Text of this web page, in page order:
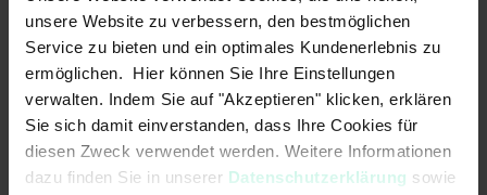
unsere Website zu verbessern, den bestmöglichen
Service zu bieten und ein optimales Kundenerlebnis zu
ermöglichen. Hier können Sie Ihre Einstellungen
verwalten. Indem Sie auf "Akzeptieren" klicken, erklären
Sie sich damit einverstanden, dass Ihre Cookies für
diesen Zweck verwendet werden. Weitere Informationen
dazu finden Sie in unserer Datenschutzerklärung sowie
Temperaturausgang:
Verpolungsschutz:
Eigenschaften
Einsatzbereich: Industrie